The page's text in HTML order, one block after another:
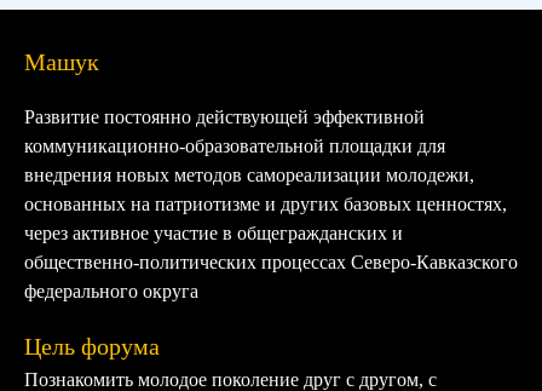
Машук
Развитие постоянно действующей эффективной
коммуникационно-образовательной площадки для
внедрения новых методов самореализации молодежи,
основанных на патриотизме и других базовых ценностях,
через активное участие в общегражданских и
общественно-политических процессах Северо-Кавказского
федерального округа
Цель форума
Познакомить молодое поколение друг с другом, с